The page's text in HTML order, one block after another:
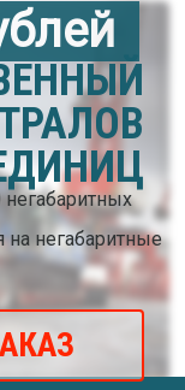
негабаритные